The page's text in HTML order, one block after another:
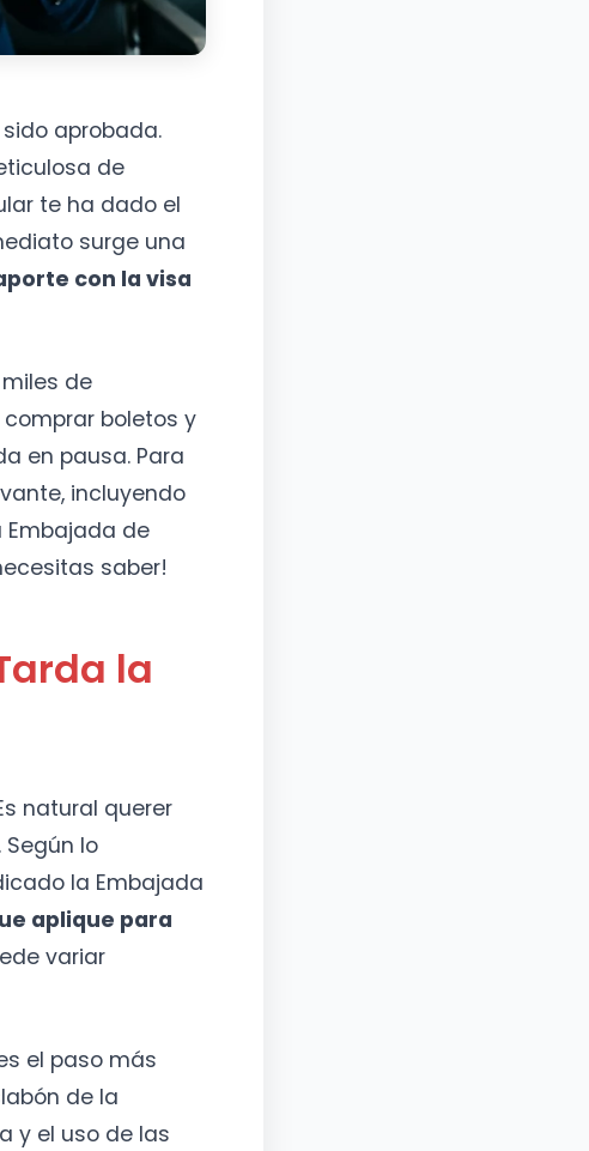
aprobada.
de
te ha dado el
surge una
con la visa
de
boletos y
en pausa. Para
incluyendo
Embajada de
saber!
la
natural querer
lo
la Embajada
aplique para
variar
el paso más
de la
y el uso de las